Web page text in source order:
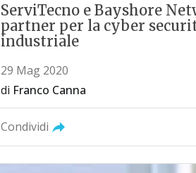
ServiTecno e Bayshore
partner per la cyber
industriale
29 Mag 2020
di Franco Canna
Condividi